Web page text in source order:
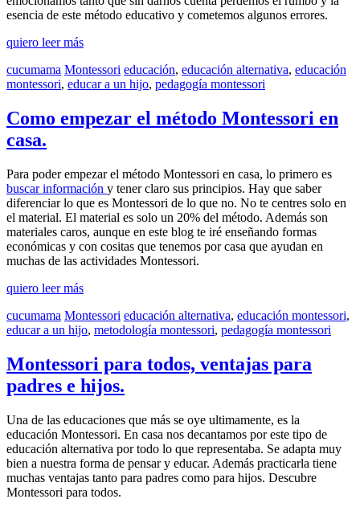
esencia de este método educativo y cometemos algunos errores.
quiero leer más
cucumama Montessori educación, educación alternativa, educación
montessori, educar a un hijo, pedagogía montessori
Como empezar el método Montessori en
casa.
Para poder empezar el método Montessori en casa, lo primero es
buscar información y tener claro sus principios. Hay que saber
diferenciar lo que es Montessori de lo que no. No te centres solo en
el material. El material es solo un 20% del método. Además son
materiales caros, aunque en este blog te iré enseñando formas
económicas y con cositas que tenemos por casa que ayudan en
muchas de las actividades Montessori.
quiero leer más
cucumama Montessori educación alternativa, educación montessori,
educar a un hijo, metodología montessori, pedagogía montessori
Montessori para todos, ventajas para
padres e hijos.
Una de las educaciones que más se oye ultimamente, es la
educación Montessori. En casa nos decantamos por este tipo de
educación alternativa por todo lo que representaba. Se adapta muy
bien a nuestra forma de pensar y educar. Además practicarla tiene
muchas ventajas tanto para padres como para hijos. Descubre
Montessori para todos.